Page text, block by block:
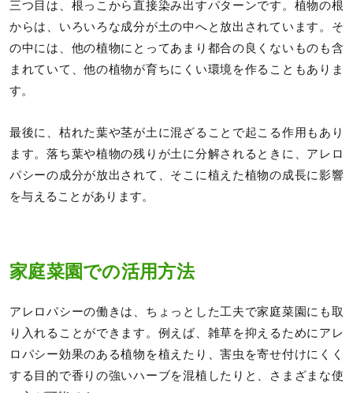
三つ目は、根っこから直接染み出すパターンです。植物の根
からは、いろいろな成分が土の中へと放出されています。そ
の中には、他の植物にとってあまり都合の良くないものも含
まれていて、他の植物が育ちにくい環境を作ることもありま
す。
最後に、枯れた葉や茎が土に混ざることで起こる作用もあり
ます。落ち葉や植物の残りが土に分解されるときに、アレロ
パシーの成分が放出されて、そこに植えた植物の成長に影響
を与えることがあります。
家庭菜園での活用方法
アレロパシーの働きは、ちょっとした工夫で家庭菜園にも取
り入れることができます。例えば、雑草を抑えるためにアレ
ロパシー効果のある植物を植えたり、害虫を寄せ付けにくく
する目的で香りの強いハーブを混植したりと、さまざまな使